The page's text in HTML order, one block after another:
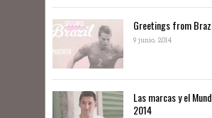
Greetings from
9 junio, 2014
Las marcas y el
2014